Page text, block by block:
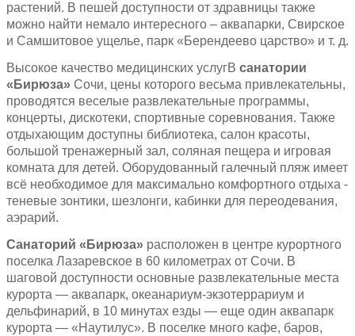
растений. В пешей доступности от здравницы также
можно найти немало интересного – аквапарки, Свирское
и Самшитовое ущелье, парк «Берендеево царство» и т. д.
Высокое качество медицинских услугВ санатории
«Бирюза» Сочи, цены которого весьма привлекательны,
проводятся веселые развлекательные программы,
концерты, дискотеки, спортивные соревнования. Также
отдыхающим доступны библиотека, салон красоты,
большой тренажерный зал, соляная пещера и игровая
комната для детей. Оборудованный галечный пляж имеет
всё необходимое для максимально комфортного отдыха -
теневые зонтики, шезлонги, кабинки для переодевания,
аэрарий.
Санаторий «Бирюза» расположен в центре курортного
поселка Лазаревское в 60 километрах от Сочи. В
шаговой доступности основные развлекательные места
курорта — аквапарк, океанариум-экзотеррариум и
дельфинарий, в 10 минутах езды — еще один аквапарк
курорта — «Наутилус». В поселке много кафе, баров,